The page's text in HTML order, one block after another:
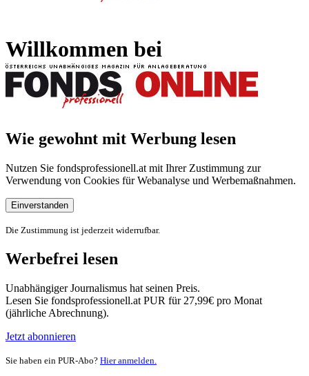
Willkommen bei
Wie gewohnt mit Werbung lesen
Nutzen Sie fondsprofessionell.at mit Ihrer Zustimmung zur
Verwendung von Cookies für Webanalyse und Werbemaßnahmen.
Einverstanden
Die Zustimmung ist jederzeit widerrufbar.
Werbefrei lesen
Unabhängiger Journalismus hat seinen Preis.
Lesen Sie fondsprofessionell.at PUR für 27,99€ pro Monat
(jährliche Abrechnung).
Jetzt abonnieren
Sie haben ein PUR-Abo? Hier anmelden.